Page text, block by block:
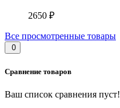
2650 ₽
Все просмотренные товары
0
Сравнение товаров
Ваш список сравнения пуст!